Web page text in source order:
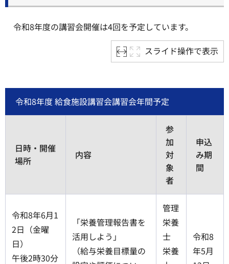
令和8年度の講習会開催は4回を予定しています。
スライド操作で表示
令和8年度 給食施設講習会講習会年間予定
日時・開催
場所
内容
参
加
対
象
者
申込
み期
間
令和8年6月1
2日（金曜
日）
午後2時30分
「栄養管理報告書を
活用しよう」
（給与栄養目標量の
管理
栄養
士
栄養
令和8
年5月